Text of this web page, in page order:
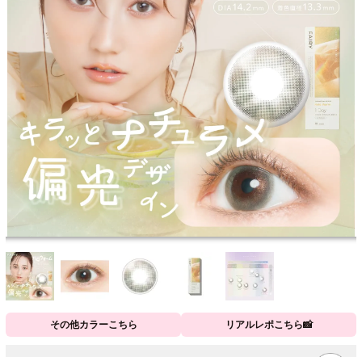
その他カラーこちら リアルレポこちら📸